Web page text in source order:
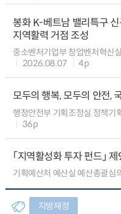
봉화 K-베트남 밸리특구
지역활력 거점 조성
중소벤처기업부 창업벤처혁신
2026.08.07
4p
모두의 행복, 모두의 안전,
행정안전부 기획조정실 정책기
36p
「지역활성화 투자 펀드」
기획예산처 예산실 예산총괄심
지방재정